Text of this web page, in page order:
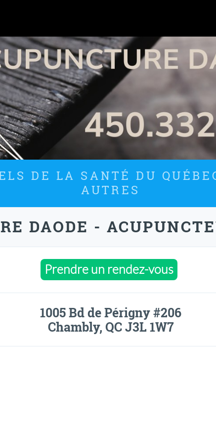
DE LA SANTÉ DU
AUTRES
DAODE -
Prendre un rendez-vous
1005 Bd de Périgny #206
Chambly, QC J3L 1W7